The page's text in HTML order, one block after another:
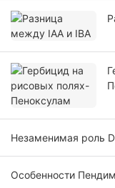
Незаменимая роль
Особенности